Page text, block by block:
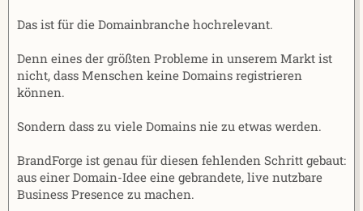
Das ist für die Domainbranche hochrelevant.
Denn eines der größten Probleme in unserem Markt ist
nicht, dass Menschen keine Domains registrieren
können.
Sondern dass zu viele Domains nie zu etwas werden.
BrandForge ist genau für diesen fehlenden Schritt gebaut:
aus einer Domain-Idee eine gebrandete, live nutzbare
Business Presence zu machen.